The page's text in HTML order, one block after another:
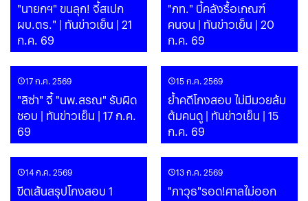
"นายกฯ" ขนลุก! จี้สเปก
ผบ.ตร." | ทันข่าวเย็น | 21
ก.ค. 69
"ภท." บี้คลังรื้อเกณฑ์
คนจน | ทันข่าวเย็น | 20
ก.ค. 69
17 ก.ค. 2569
"ลิซ่า" จี้ "นพ.สรณ" รับผิด
ชอบ | ทันข่าวเย็น | 17 ก.ค.
69
15 ก.ค. 2569
ย้ำคดีโกงสอบ ไม่มีมวยล้ม
ต้มคนดู | ทันข่าวเย็น | 15
ก.ค. 69
14 ก.ค. 2569
ขีดเส้นสรุปโกงสอบ 1
13 ก.ค. 2569
"ภาวุธ"รอด!ศาลไม่ออก